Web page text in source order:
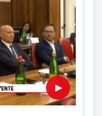
▶